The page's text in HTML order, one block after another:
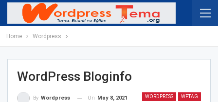
Home Wordpress
WordPress Bloginfo
WORDPRESS WPTAG
By Wordpress On May 8, 2021